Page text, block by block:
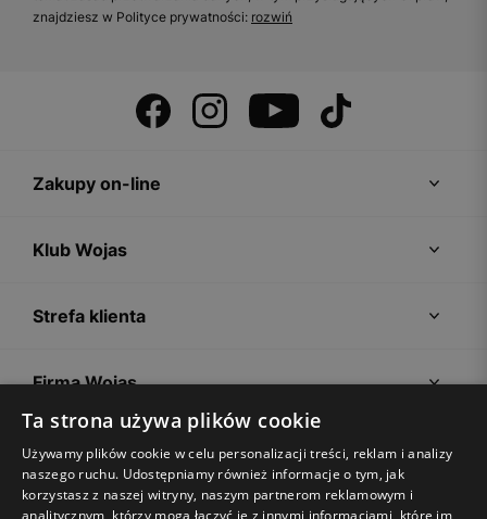
znajdziesz w Polityce prywatności: rozwiń
Zakupy on-line
Klub Wojas
Strefa klienta
Firma Wojas
Porady
Ta strona używa plików cookie
Używamy plików cookie w celu personalizacji treści, reklam i analizy
naszego ruchu. Udostępniamy również informacje o tym, jak
korzystasz z naszej witryny, naszym partnerom reklamowym i
analitycznym, którzy mogą łączyć je z innymi informacjami, które im